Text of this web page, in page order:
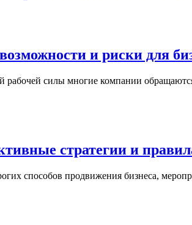
и риски для
силы многие компании
стратегии и
способов продвижения бизнеса,